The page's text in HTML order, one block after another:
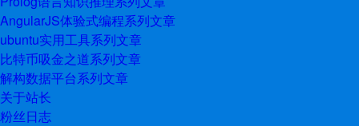
AngularJS体验式编程系列文章
ubuntu实用工具系列文章
比特币吸金之道系列文章
解构数据平台系列文章
关于站长
粉丝日志